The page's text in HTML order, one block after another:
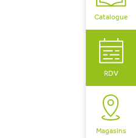
Catalogue
RDV
Magasins